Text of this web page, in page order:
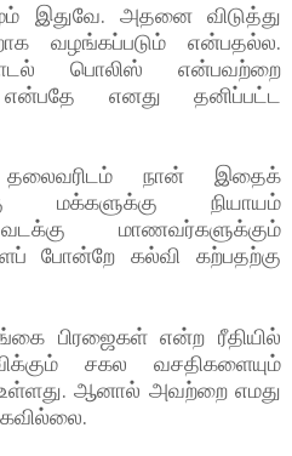
இதுவே. அதனை விடுத்து
வழங்கப்படும் என்பதல்ல.
பொலிஸ் என்பவற்றை
எனது தனிப்பட்ட
தலைவரிடம் நான் இதைக்
மக்களுக்கு நியாயம்
மாணவர்களுக்கும்
போன்றே கல்வி கற்பதற்கு
பிரஜைகள் என்ற ரீதியில்
சகல வசதிகளையும்
உள்ளது. ஆனால் அவற்றை எமது